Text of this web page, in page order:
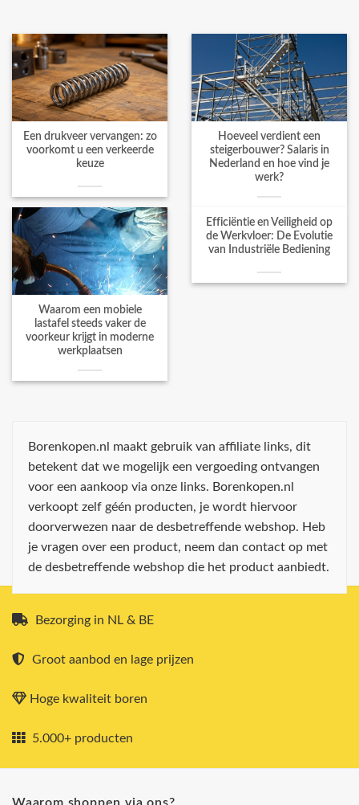
Een drukveer vervangen: zo
voorkomt u een verkeerde
keuze
Hoeveel verdient een
steigerbouwer? Salaris in
Nederland en hoe vind je
werk?
Waarom een mobiele
lastafel steeds vaker de
voorkeur krijgt in moderne
werkplaatsen
Efficiëntie en Veiligheid op
de Werkvloer: De Evolutie
van Industriële Bediening
Borenkopen.nl maakt gebruik van affiliate links, dit
betekent dat we mogelijk een vergoeding ontvangen
voor een aankoop via onze links. Borenkopen.nl
verkoopt zelf géén producten, je wordt hiervoor
doorverwezen naar de desbetreffende webshop. Heb
je vragen over een product, neem dan contact op met
de desbetreffende webshop die het product aanbiedt.
Bezorging in NL & BE
Groot aanbod en lage prijzen
Hoge kwaliteit boren
5.000+ producten